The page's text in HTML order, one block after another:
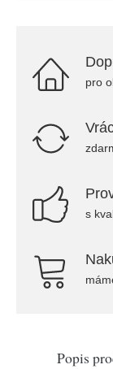
pro
s
Popis